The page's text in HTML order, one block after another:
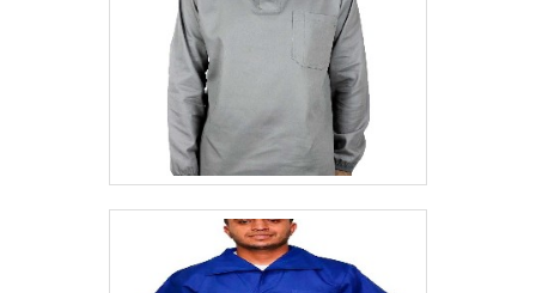
a importância de seguir os protocolos de
segurança estabelecidos pela NR10. 5.
Cumprimento da legislação Como já
comentado, compreender a importância do
uniforme NR10 é fundamental para
assegurar a segurança e a saúde dos
trabalhadores que lidam com eletricidade.
Além disso, esse uniforme deve estar de
acordo com as exigências legais
estabelecidas pela norma regulamentadora